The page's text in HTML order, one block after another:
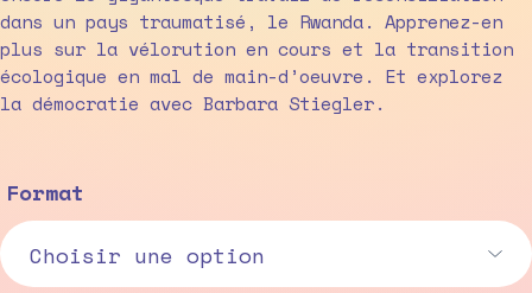
dans un pays traumatisé, le Rwanda. Apprenez-en
plus sur la vélorution en cours et la transition
écologique en mal de main-d’oeuvre. Et explorez
la démocratie avec Barbara Stiegler.
Format